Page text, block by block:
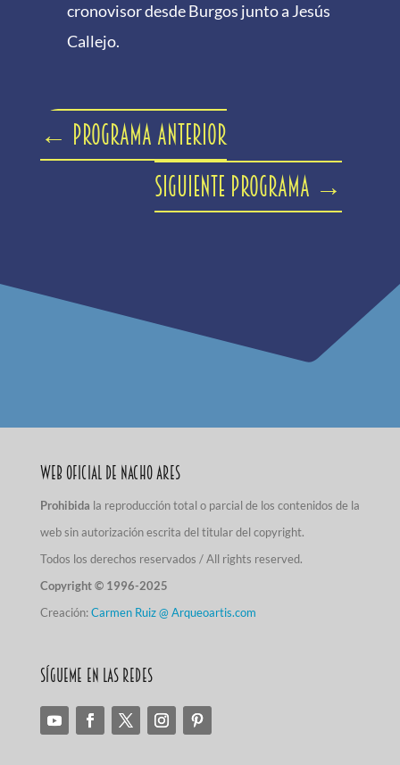
cronovisor desde Burgos junto a Jesús
Callejo.
← Programa anterior
Siguiente programa →
Web Oficial de Nacho Ares
Prohibida la reproducción total o parcial de los contenidos de la
web sin autorización escrita del titular del copyright.
Todos los derechos reservados / All rights reserved.
Copyright © 1996-2025
Creación:Carmen Ruiz @ Arqueoartis.com
Sígueme en las redes